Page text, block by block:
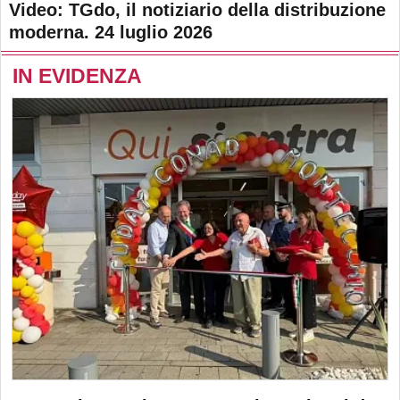
Video: TGdo, il notiziario della distribuzione
moderna. 24 luglio 2026
IN EVIDENZA